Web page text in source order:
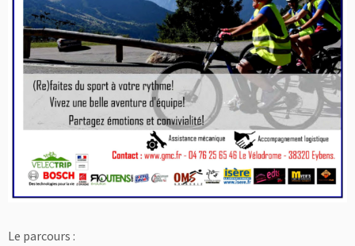
Le parcours :